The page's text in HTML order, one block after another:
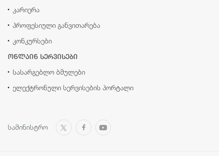
კარიერა
პროფესიული განვითარება
კონკურსები
ონლაინ სერვისები
სასარგებლო ბმულები
ელექტრონული სერვისების პორტალი
სამინისტრო